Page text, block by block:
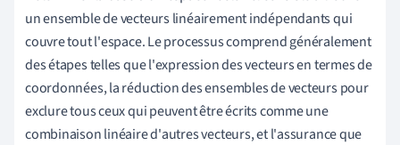
un ensemble de vecteurs linéairement indépendants qui
couvre tout l'espace. Le processus comprend généralement
des étapes telles que l'expression des vecteurs en termes de
coordonnées, la réduction des ensembles de vecteurs pour
exclure tous ceux qui peuvent être écrits comme une
combinaison linéaire d'autres vecteurs, et l'assurance que